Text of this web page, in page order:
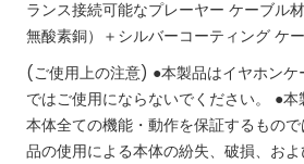
ランス接続可能なプレーヤー ケーブル
無酸素銅）＋シルバーコーティング ケ
(ご使用上の注意) ●本製品はイヤホン
ではご使用にならないでください。 ●本
本体全ての機能・動作を保証するもの
品の使用による本体の紛失、破損、お